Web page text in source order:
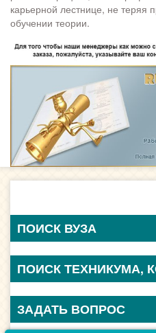
карьерной лестнице, не теряя
обучении теории.
ПОИСК ВУЗА
ПОИСК ТЕХНИКУМА,
ЗАДАТЬ ВОПРОС